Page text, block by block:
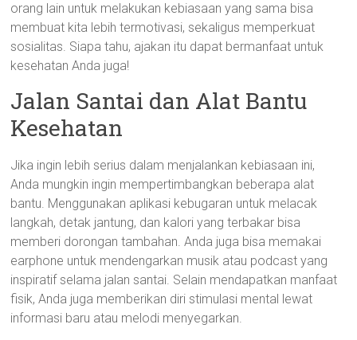
orang lain untuk melakukan kebiasaan yang sama bisa
membuat kita lebih termotivasi, sekaligus memperkuat
sosialitas. Siapa tahu, ajakan itu dapat bermanfaat untuk
kesehatan Anda juga!
Jalan Santai dan Alat Bantu
Kesehatan
Jika ingin lebih serius dalam menjalankan kebiasaan ini,
Anda mungkin ingin mempertimbangkan beberapa alat
bantu. Menggunakan aplikasi kebugaran untuk melacak
langkah, detak jantung, dan kalori yang terbakar bisa
memberi dorongan tambahan. Anda juga bisa memakai
earphone untuk mendengarkan musik atau podcast yang
inspiratif selama jalan santai. Selain mendapatkan manfaat
fisik, Anda juga memberikan diri stimulasi mental lewat
informasi baru atau melodi menyegarkan.